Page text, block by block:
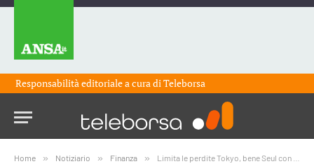
Responsabilità editoriale a cura diTeleborsa
Home » Notiziario » Finanza » Limita le perdite Tokyo, bene Seul con titoli tecnologici